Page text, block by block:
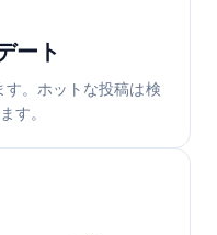
ート
す。ホットな投稿は検
す。